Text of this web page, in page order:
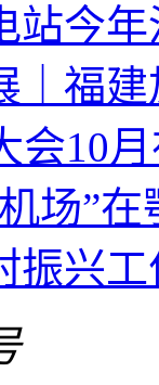
站今
｜福
会10
场”
振兴